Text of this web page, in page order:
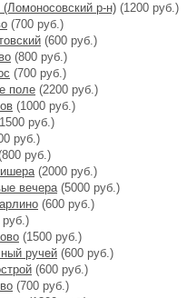
р-н) (1200 руб.)
(700 руб.)
(600 руб.)
(800 руб.)
(700 руб.)
поле (2200 руб.)
(1000 руб.)
руб.)
руб.)
руб.)
(2000 руб.)
вечера(5000 руб.)
(600 руб.)
(1500 руб.)
ручей (600 руб.)
(600 руб.)
(700 руб.)